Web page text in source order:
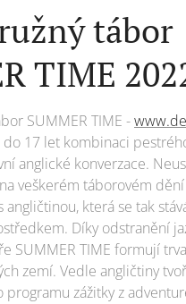
tábor
TIME
SUMMER TIME -
17 let kombinaci
anglické konverzace.
veškerém táborovém
angličtinou, která se tak
Díky odstranění
SUMMER TIME formují
zemí. Vedle angličtiny
zážitky z